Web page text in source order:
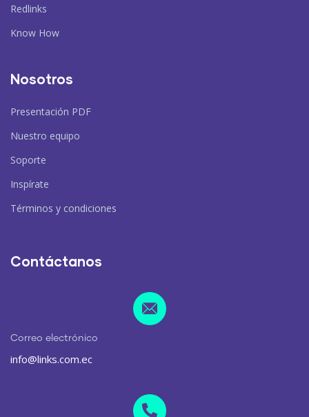
Redlinks
Know How
Nosotros
Presentación PDF
Nuestro equipo
Soporte
Inspírate
Términos y condiciones
Contáctanos
Correo electrónico
info@links.com.ec